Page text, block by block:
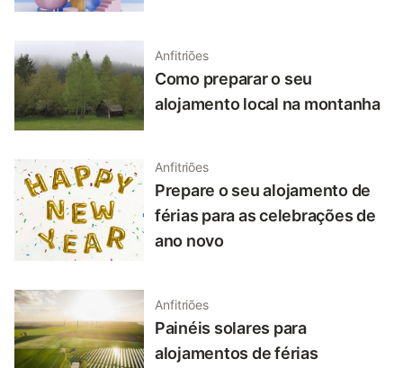
Anfitriões
Como preparar o seu
alojamento local na montanha
Anfitriões
Prepare o seu alojamento de
férias para as celebrações de
ano novo
Anfitriões
Painéis solares para
alojamentos de férias